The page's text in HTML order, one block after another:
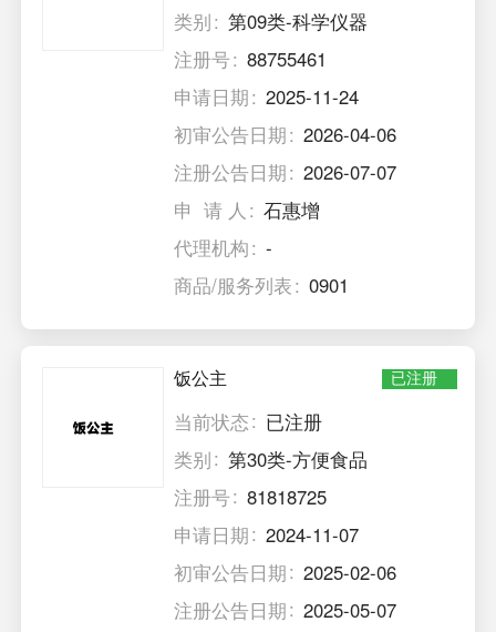
类别
第09类-科学仪器
注册号
88755461
申请日期
2025-11-24
初审公告日期
2026-04-06
注册公告日期
2026-07-07
申 请 人
石惠增
代理机构
-
商品/服务列表
0901
饭公主 已注册
当前状态
已注册
类别
第30类-方便食品
注册号
81818725
申请日期
2024-11-07
初审公告日期
2025-02-06
注册公告日期
2025-05-07